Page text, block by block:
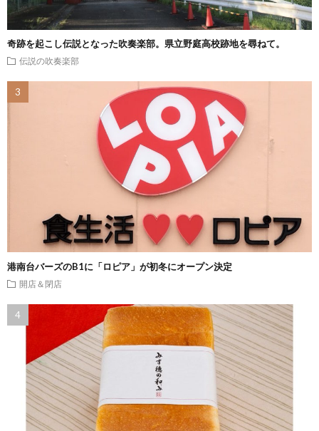
奇跡を起こし伝説となった吹奏楽部。県立野庭高校跡地を尋ねて。
伝説の吹奏楽部
港南台バーズのB1に「ロピア」が初冬にオープン決定
開店＆閉店